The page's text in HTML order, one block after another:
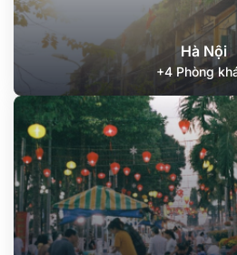
Hà Nội
+4 Phòng